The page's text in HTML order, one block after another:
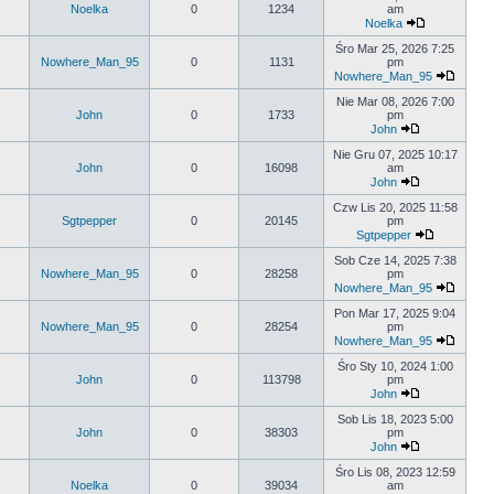
Noelka 0 1234
am
Noelka
Nowhere_Man_95 0 1131
Śro Mar 25, 2026 7:25
pm
Nowhere_Man_95
John 0 1733
Nie Mar 08, 2026 7:00
pm
John
John 0 16098
Nie Gru 07, 2025 10:17
am
John
Sgtpepper 0 20145
Czw Lis 20, 2025 11:58
pm
Sgtpepper
Nowhere_Man_95 0 28258
Sob Cze 14, 2025 7:38
pm
Nowhere_Man_95
Nowhere_Man_95 0 28254
Pon Mar 17, 2025 9:04
pm
Nowhere_Man_95
John 0 113798
Śro Sty 10, 2024 1:00
pm
John
John 0 38303
Sob Lis 18, 2023 5:00
pm
John
Noelka 0 39034
Śro Lis 08, 2023 12:59
am